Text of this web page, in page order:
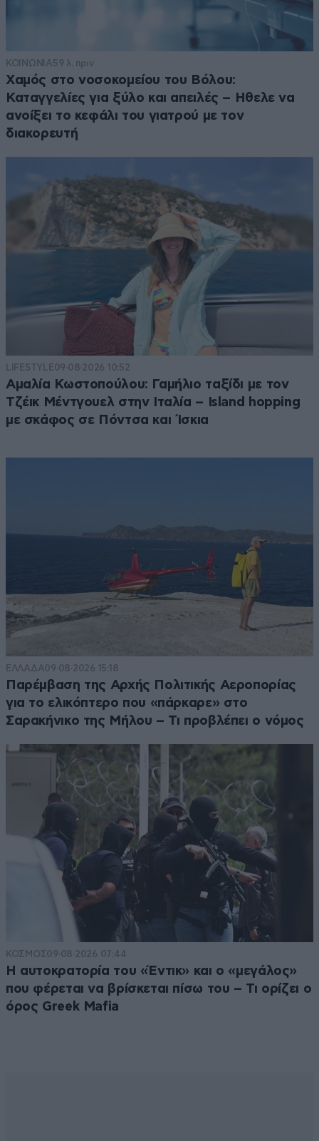
ΚΟΙΝΩΝΙΑ59 λ. πριν
Χαμός στο νοσοκομείου του Βόλου:
Καταγγελίες για ξύλο και απειλές – Ηθελε να
ανοίξει το κεφάλι του γιατρού με τον
διακορευτή
LIFESTYLE09·08·2026 10:52
Αμαλία Κωστοπούλου: Γαμήλιο ταξίδι με τον
Τζέικ Μέντγουελ στην Ιταλία – Island hopping
με σκάφος σε Πόντσα και Ίσκια
ΕΛΛΑΔΑ09·08·2026 15:18
Παρέμβαση της Αρχής Πολιτικής Αεροπορίας
για το ελικόπτερο που «πάρκαρε» στο
Σαρακήνικο της Μήλου – Τι προβλέπει ο νόμος
ΚΟΣΜΟΣ09·08·2026 07:44
Η αυτοκρατορία του «Έντικ» και ο «μεγάλος»
που φέρεται να βρίσκεται πίσω του – Τι ορίζει ο
όρος Greek Mafia